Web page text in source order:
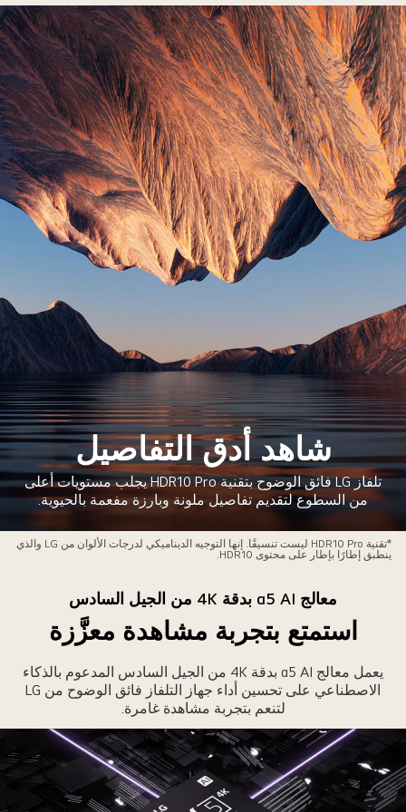
صورة
الطبيعة
بعضهما
البعض
وأسفل
ويظهر
التباين
شاهد أدق التفاصيل
تلفاز LG فائق الوضوح بتقنية HDR10 Pro يجلب مستويات أعلى
من السطوع لتقديم تفاصيل ملونة وبارزة مفعمة بالحيوية.
*تقنية HDR10 Pro ليست تنسيقًا. إنها التوجيه الديناميكي لدرجات الألوان من LG والذي
ينطبق إطارًا بإطار على محتوى HDR10.
معالج α5 AI بدقة 4K من الجيل السادس
استمتع بتجربة مشاهدة معزَّزة
يعمل معالج α5 AI بدقة 4K من الجيل السادس المدعوم بالذكاء
الاصطناعي على تحسين أداء جهاز التلفاز فائق الوضوح من LG
لتنعم بتجربة مشاهدة غامرة.